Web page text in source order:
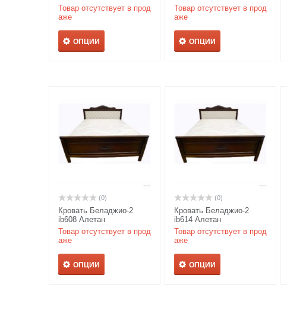
Товар отсутствует в прод
аже
ОПЦИИ
Товар отсутствует в прод
аже
ОПЦИИ
(0)
Кровать Беладжио-2
ib608 Алетан
Товар отсутствует в прод
аже
ОПЦИИ
(0)
Кровать Беладжио-2
ib614 Алетан
Товар отсутствует в прод
аже
ОПЦИИ